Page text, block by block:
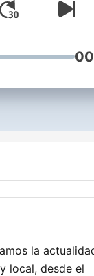
la
local, desde el